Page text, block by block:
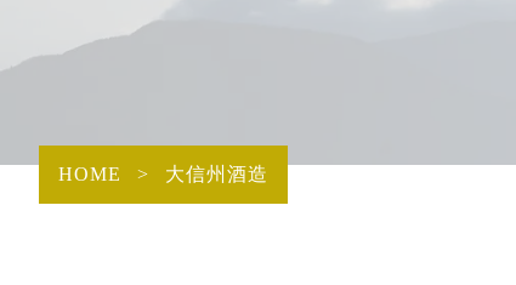
HOME > 大信州酒造